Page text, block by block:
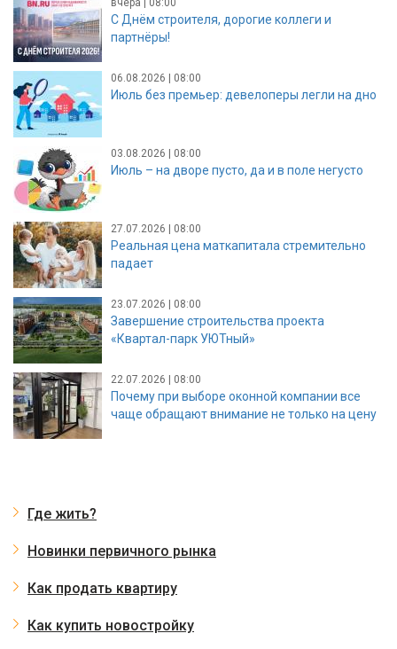
С Днём строителя, дорогие коллеги и
партнёры!
06.08.2026 | 08:00
Июль без премьер: девелоперы легли на дно
03.08.2026 | 08:00
Июль – на дворе пусто, да и в поле негусто
27.07.2026 | 08:00
Реальная цена маткапитала стремительно
падает
23.07.2026 | 08:00
Завершение строительства проекта
«Квартал-парк УЮТный»
22.07.2026 | 08:00
Почему при выборе оконной компании все
чаще обращают внимание не только на цену
Где жить?
Новинки первичного рынка
Как продать квартиру
Как купить новостройку